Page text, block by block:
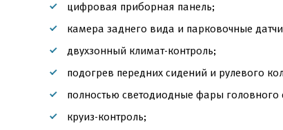
цифровая приборная панель;
камера заднего вида и парковочные
двухзонный климат-контроль;
подогрев передних сидений и рулевого
полностью светодиодные фары головного
круиз-контроль;